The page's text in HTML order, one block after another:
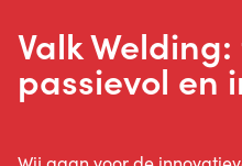
Valk
passievol en